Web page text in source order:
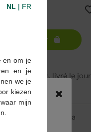
avant 12h, livré le jour
Multipharma
×
NL | FR
en om je
en je
we je
kiezen
mijn